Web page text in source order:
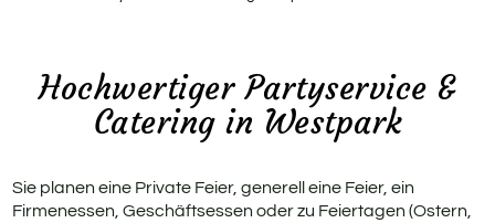
Hochwertiger Partyservice &
Catering in Westpark
Sie planen eine Private Feier, generell eine Feier, ein
Firmenessen, Geschäftsessen oder zu Feiertagen (Ostern,